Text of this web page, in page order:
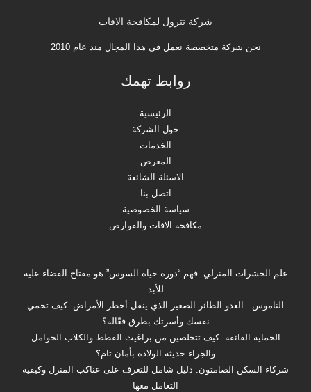
شركة نترول لمكافحة الافات
نحن شركة متخصصة نعمل فى هذا المجال منذ عام 2010
روابط تهمك
الرئيسية
حول الشركة
الخدمات
المعرض
الاسئلة الشائعة
اتصل بنا
سياسة الخصوصية
مكافحة الافات والقوارض
علم الحشرات المنزلي: فهم “دورة حياة السوس” هو مفتاح القضاء عليه
للأبد
الناموس.. العدو الطائر الصغير الذي ينقل أخطر الأمراض: كيف تحمي
نفسك وأسرتك بطرق فعّالة؟
الحماية الفائقة: كيف تتخلصين من براغيث القطط والكلاب الحوامل
والجراء حديثة الولادة بأمان تام؟
شركاء السكن الصامتون: دليل شامل للتعرف على عناكب المنزل وكيفية
التعامل معها